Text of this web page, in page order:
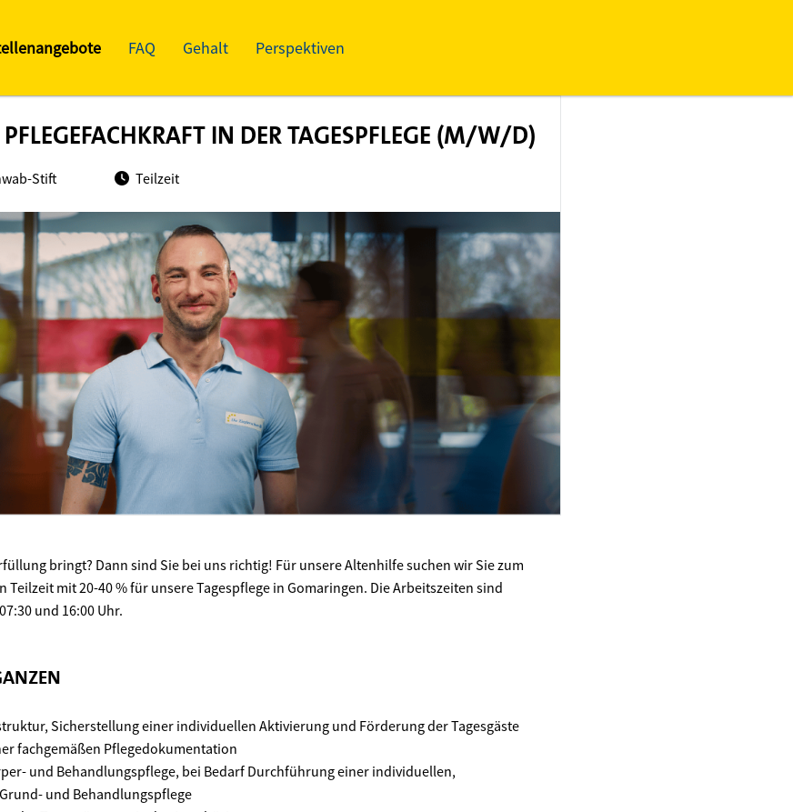
FAQ Gehalt Perspektiven
IN DER TAGESPFLEGE (M/W/D)
Stift Teilzeit
bringt? Dann sind Sie bei uns richtig! Für unsere Altenhilfe suchen wir Sie zum
mit 20-40 % für unsere Tagespflege in Gomaringen. Die Arbeitszeiten sind
und 16:00 Uhr.
Sicherstellung einer individuellen Aktivierung und Förderung der Tagesgäste
fachgemäßen Pflegedokumentation
und Behandlungspflege, bei Bedarf Durchführung einer individuellen,
und Behandlungspflege